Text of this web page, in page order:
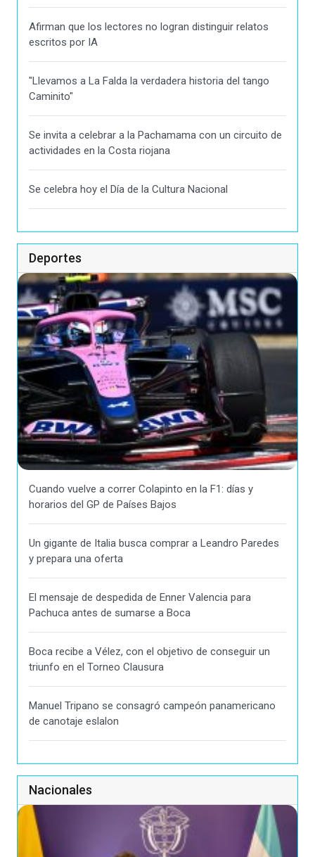
Afirman que los lectores no logran distinguir relatos
escritos por IA
"Llevamos a La Falda la verdadera historia del tango
Caminito"
Se invita a celebrar a la Pachamama con un circuito de
actividades en la Costa riojana
Se celebra hoy el Día de la Cultura Nacional
Deportes
Cuando vuelve a correr Colapinto en la F1: días y
horarios del GP de Países Bajos
Un gigante de Italia busca comprar a Leandro Paredes
y prepara una oferta
El mensaje de despedida de Enner Valencia para
Pachuca antes de sumarse a Boca
Boca recibe a Vélez, con el objetivo de conseguir un
triunfo en el Torneo Clausura
Manuel Tripano se consagró campeón panamericano
de canotaje eslalon
Nacionales